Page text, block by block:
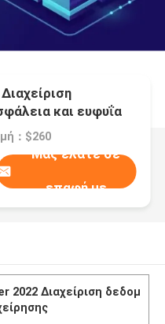
και ευφυΐα
：$260
Μας ελάτε σε
επαφή με
2022 Διαχείριση δεδομ